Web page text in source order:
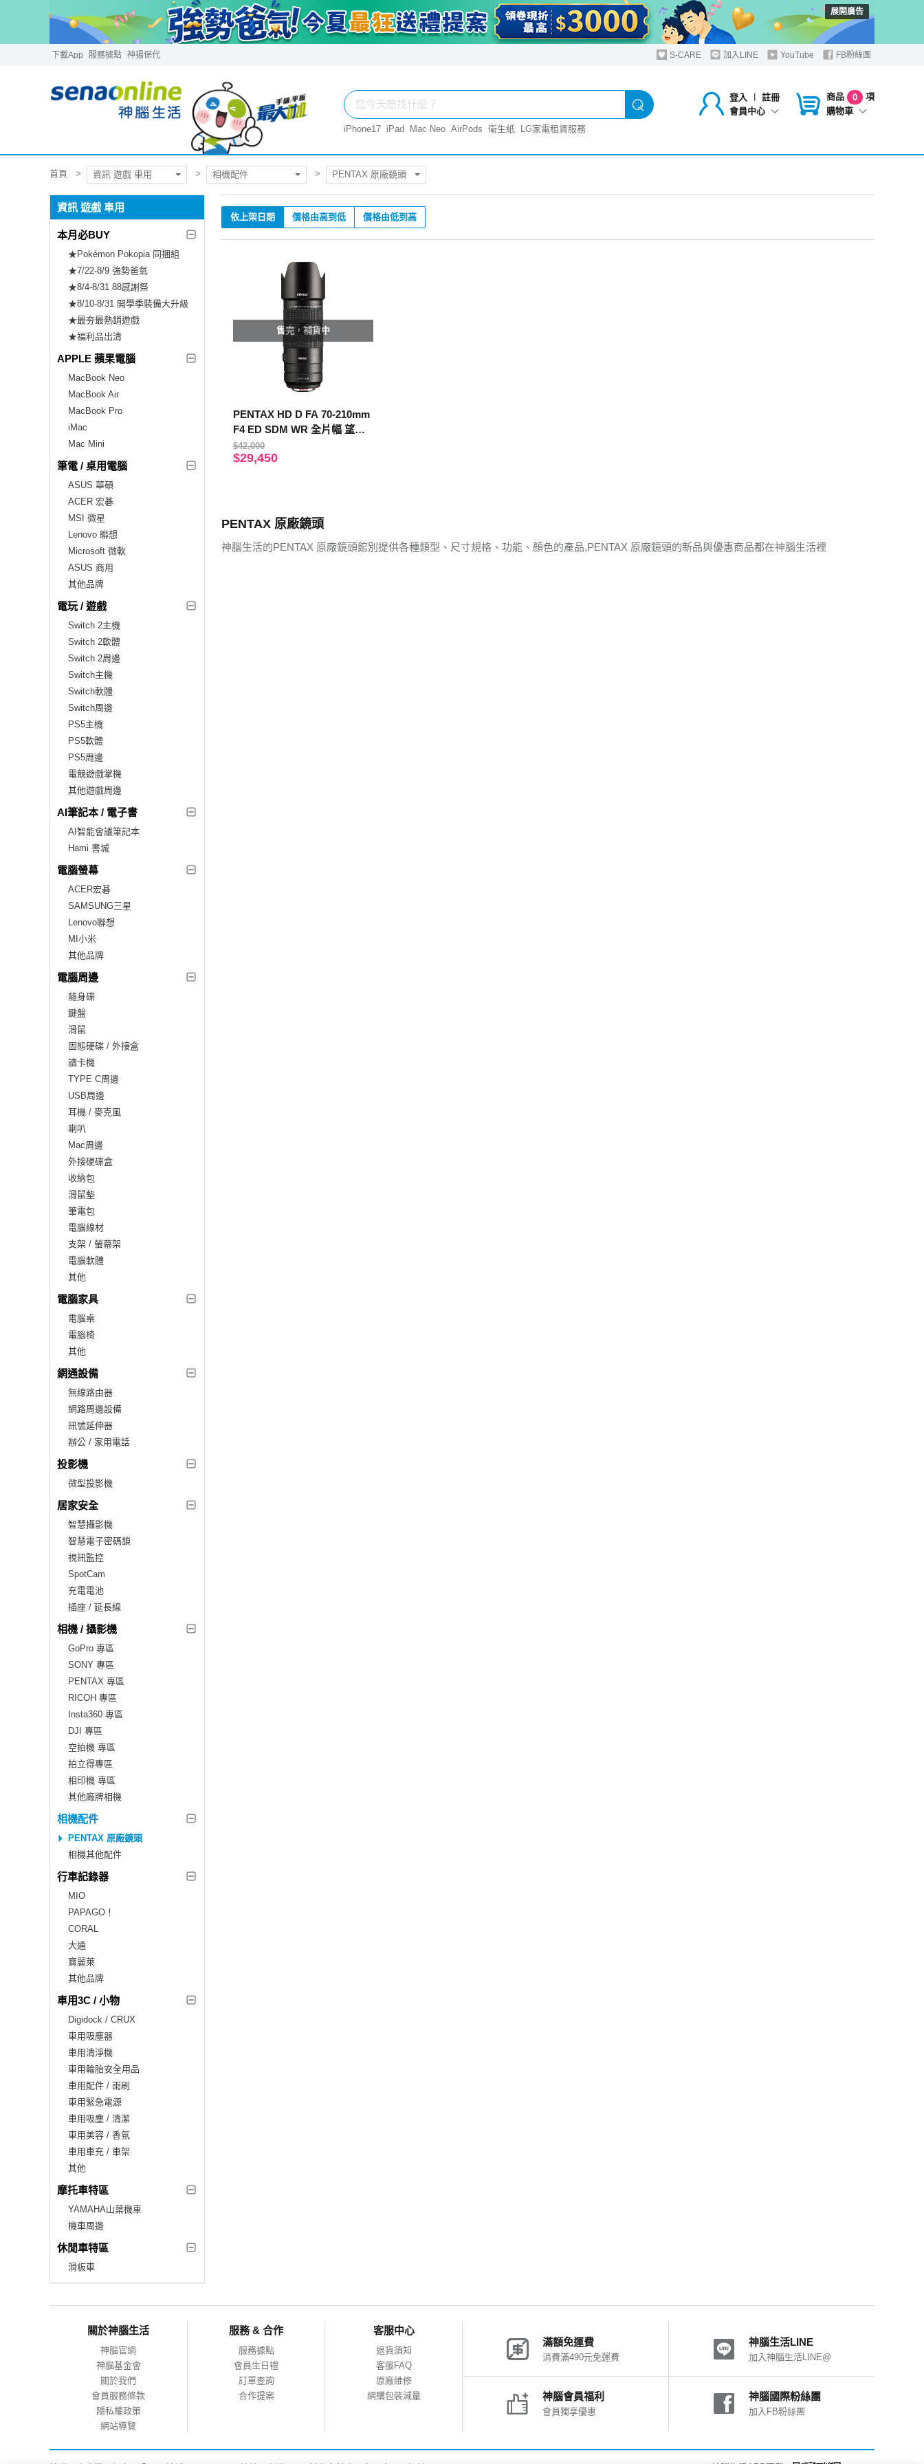
展開廣告
下載App 服務據點 神揚保代 S-CARE 加入LINE YouTube FB粉絲團
登入 ︱
註冊
會員中心
商品 0
項
購物車
iPhone17 iPad Mac Neo AirPods 衛生紙 LG家電租賃服務
首頁 資訊 遊戲 車用 相機配件 PENTAX 原廠鏡頭
資訊 遊戲 車用
本月必BUY
★Pokémon Pokopia 同捆組
★7/22-8/9 強勢爸氣
★8/4-8/31 88感謝祭
★8/10-8/31 開學季裝備大升級
★最夯最熱銷遊戲
★福利品出清
APPLE 蘋果電腦
MacBook Neo
MacBook Air
MacBook Pro
iMac
Mac Mini
筆電 / 桌用電腦
ASUS 華碩
ACER 宏碁
MSI 微星
Lenovo 聯想
Microsoft 微軟
ASUS 商用
其他品牌
電玩 / 遊戲
Switch 2主機
Switch 2軟體
Switch 2周邊
Switch主機
Switch軟體
Switch周邊
PS5主機
PS5軟體
PS5周邊
電競遊戲掌機
其他遊戲周邊
AI筆記本 / 電子書
AI智能會議筆記本
Hami 書城
電腦螢幕
ACER宏碁
SAMSUNG三星
Lenovo聯想
MI小米
其他品牌
電腦周邊
隨身碟
鍵盤
滑鼠
固態硬碟 / 外接盒
讀卡機
TYPE C周邊
USB周邊
耳機 / 麥克風
喇叭
Mac周邊
外接硬碟盒
收納包
滑鼠墊
筆電包
電腦線材
支架 / 螢幕架
電腦軟體
其他
電腦家具
電腦桌
電腦椅
其他
網通設備
無線路由器
網路周邊設備
訊號延伸器
辦公 / 家用電話
投影機
微型投影機
居家安全
智慧攝影機
智慧電子密碼鎖
視訊監控
SpotCam
充電電池
插座 / 延長線
相機 / 攝影機
GoPro 專區
SONY 專區
PENTAX 專區
RICOH 專區
Insta360 專區
DJI 專區
空拍機 專區
拍立得專區
相印機 專區
其他廠牌相機
相機配件
PENTAX 原廠鏡頭
相機其他配件
行車記錄器
MIO
PAPAGO！
CORAL
大通
寶麗萊
其他品牌
車用3C / 小物
Digidock / CRUX
車用吸塵器
車用清淨機
車用輪胎安全用品
車用配件 / 雨刷
車用緊急電源
車用吸塵 / 清潔
車用美容 / 香氛
車用車充 / 車架
其他
摩托車特區
YAMAHA山葉機車
機車周邊
休閒車特區
滑板車
依上架日期 價格由高到低 價格由低到高
售完，補貨中
PENTAX HD D FA 70-210mm
F4 ED SDM WR 全片幅 望遠
變焦鏡頭（公司貨）
$42,000
$29,450
PENTAX 原廠鏡頭
神腦生活的PENTAX 原廠鏡頭館別提供各種類型、尺寸規格、功能、顏色的產品,PENTAX 原廠鏡頭的新品與優惠商品都在神腦生活裡
關於神腦生活
神腦官網
神腦基金會
關於我們
會員服務條款
隱私權政策
網站導覽
服務 & 合作
服務據點
會員生日禮
訂單查詢
合作提案
客服中心
退貨須知
客服FAQ
原廠維修
網購包裝減量
滿額免運費
消費滿490元免運費
神腦生活LINE
加入神腦生活LINE@
神腦會員福利
會員獨享優惠
神腦國際粉絲團
加入FB粉絲團